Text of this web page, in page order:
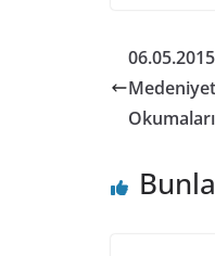
Okumaları